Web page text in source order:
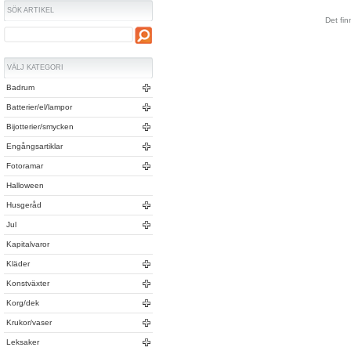
SÖK ARTIKEL
VÄLJ KATEGORI
Badrum
Batterier/el/lampor
Bijotterier/smycken
Engångsartiklar
Fotoramar
Halloween
Husgeråd
Jul
Kapitalvaror
Kläder
Konstväxter
Korg/dek
Krukor/vaser
Leksaker
Det